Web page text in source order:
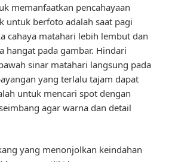
memanfaatkan pencahayaan
untuk berfoto adalah saat pagi
cahaya matahari lebih lembut dan
hangat pada gambar. Hindari
sinar matahari langsung pada
yang terlalu tajam dapat
untuk mencari spot dengan
agar warna dan detail
yang menonjolkan keindahan